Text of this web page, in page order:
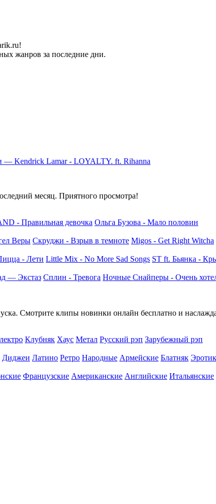
жанров за последние дни.
— Kendrick Lamar - LOYALTY. ft. Rihanna
месяц. Приятного просмотра!
- Правильная девочка Ольга Бузова - Мало половин
Веры Скруджи - Взрыв в темноте Migos - Get Right Witcha
- Лети Little Mix - No More Sad Songs ST ft. Бьянка -
— Экстаз Сплин - Тревога Ночные Снайперы - Очень
Смотрите клипы новинки онлайн бесплатно и
Клубняк Хаус Метал Русский рэп Зарубежный рэп
Диджеи Латино Ретро Народные Армейские Блатняк
Французские Американские Английские Итальянские